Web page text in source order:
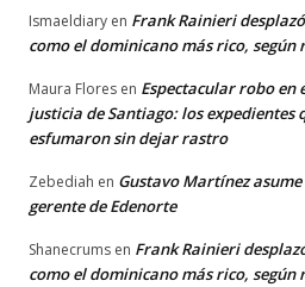
Ismaeldiary en Frank Rainieri
como el dominicano más rico, según
Maura Flores en Espectacular robo en
justicia de Santiago: los expedientes
esfumaron sin dejar rastro
Zebediah en Gustavo Martínez
gerente de Edenorte
Shanecrums en Frank Rainieri
como el dominicano más rico, según